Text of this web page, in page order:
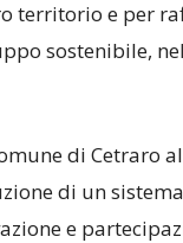
territorio e per
sostenibile,
di
di un
e